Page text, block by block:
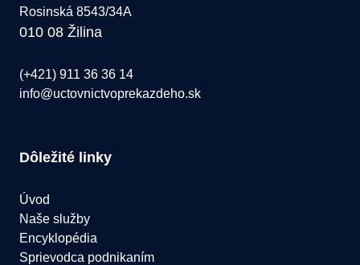
Rosinská 8543/34A
010 08 Žilina
(+421) 911 36 36 14
info@uctovnictvoprekazdeho.sk
Dôležité linky
Úvod
Naše služby
Encyklopédia
Sprievodca podnikaním